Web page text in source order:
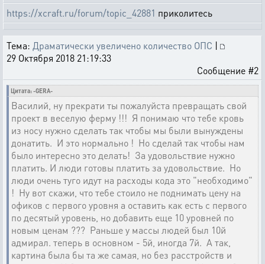
https://xcraft.ru/forum/topic_42881 приколитесь
Тема: Драматически увеличено количество ОПС |
29 Октября 2018 21:19:33
Сообщение #2
Цитата: -GERA-
Василий, ну прекрати ты пожалуйста превращать свой
проект в веселую ферму !!! Я понимаю что тебе кровь
из носу нужно сделать так чтобы мы были вынуждены
донатить. И это нормально ! Но сделай так чтобы нам
было интересно это делать! За удовольствие нужно
платить. И люди готовы платить за удовольствие. Но
люди очень туго идут на расходы кода это "необходимо"
! Ну вот скажи, что тебе стоило не поднимать цену на
офиков с первого уровня а оставить как есть с первого
по десятый уровень, но добавить еще 10 уровней по
новым ценам ??? Раньше у массы людей был 10й
адмирал. теперь в основном - 5й, иногда 7й. А так,
картина была бы та же самая, но без расстройств и